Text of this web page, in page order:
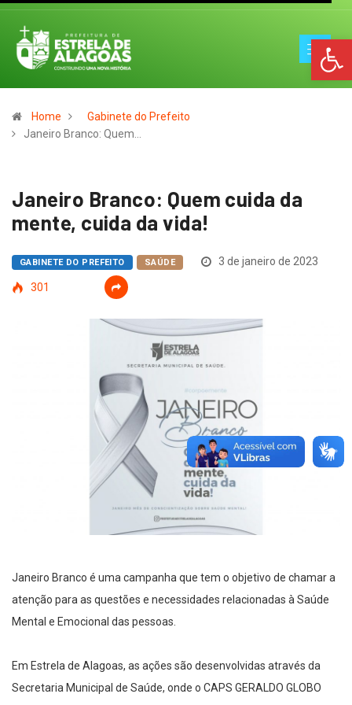
Home
Gabinete do Prefeito
Janeiro Branco: Quem…
Janeiro Branco: Quem cuida da
mente, cuida da vida!
GABINETE DO PREFEITO SAÚDE 3 de janeiro de 2023
301
Janeiro Branco é uma campanha que tem o objetivo de chamar a
atenção para as questões e necessidades relacionadas à Saúde
Mental e Emocional das pessoas.
Em Estrela de Alagoas, as ações são desenvolvidas através da
Secretaria Municipal de Saúde, onde o CAPS GERALDO GLOBO